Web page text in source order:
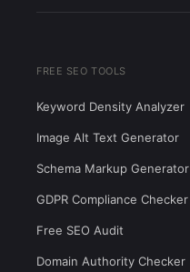
FREE SEO TOOLS
Keyword Density Analyzer
Image Alt Text Generator
Schema Markup Generator
GDPR Compliance Checker
Free SEO Audit
Domain Authority Checker